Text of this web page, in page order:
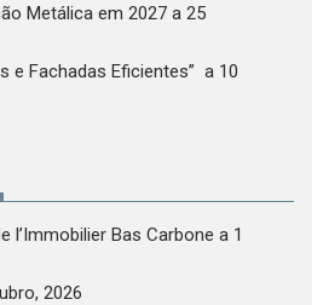
Metálica em 2027 a 25
e Fachadas Eficientes” a 10
l’Immobilier Bas Carbone a 1
2026